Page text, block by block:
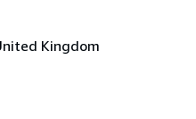
Kingdom